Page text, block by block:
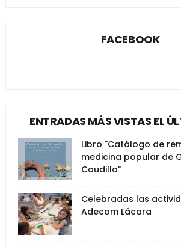
FACEBOOK
ENTRADAS MÁS VISTAS EL
Libro "Catálogo de
medicina popular de
Caudillo"
Celebradas las
Adecom Lácara